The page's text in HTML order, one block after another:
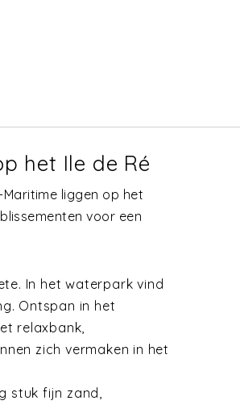
het Ile de Ré
liggen op het
voor een
In het waterpark vind
Ontspan in het
relaxbank,
zich vermaken in het
stuk fijn zand,